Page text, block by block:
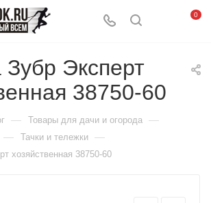
0
Эксперт
38750-60
— Товары для дачи и огорода —
— Тачки и тележки —
хозяйственная 38750-60